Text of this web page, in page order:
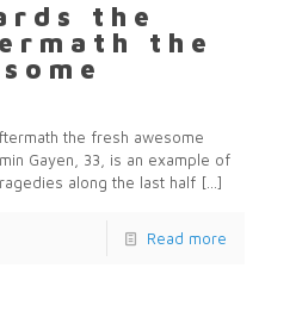
the
the
the fresh awesome
Gayen, 33, is an example of
along the last half[…]
Read more